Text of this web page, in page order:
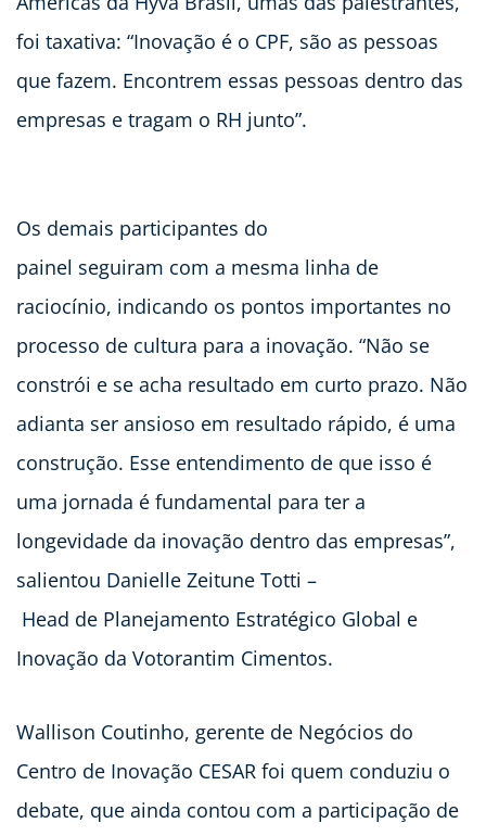
foi taxativa: “Inovação é o CPF, são as pessoas
que fazem. Encontrem essas pessoas dentro das
empresas e tragam o RH junto”.
Os demais participantes do
painel seguiram com a mesma linha de
raciocínio, indicando os pontos importantes no
processo de cultura para a inovação. “Não se
constrói e se acha resultado em curto prazo. Não
adianta ser ansioso em resultado rápido, é uma
construção. Esse entendimento de que isso é
uma jornada é fundamental para ter a
longevidade da inovação dentro das empresas”,
salientou Danielle Zeitune Totti –
Head de Planejamento Estratégico Global e
Inovação da Votorantim Cimentos.
Wallison Coutinho, gerente de Negócios do
Centro de Inovação CESAR foi quem conduziu o
debate, que ainda contou com a participação de